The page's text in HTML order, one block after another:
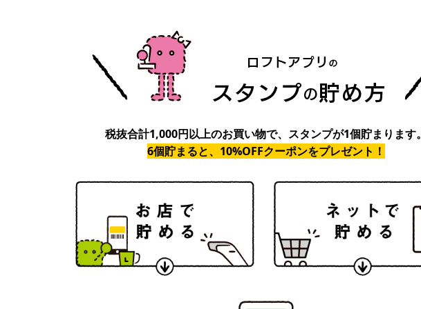
税抜合計1,000円以上のお買い物で、スタンプが1個貯まります
6個貯まると、10%OFFクーポンをプレゼント！